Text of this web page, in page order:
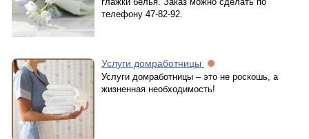
телефону 47-82-92.
Услуги домработницы
Услуги домработницы – это не роскошь, а
жизненная необходимость!